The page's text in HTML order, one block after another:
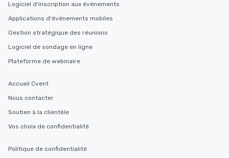
Logiciel d'inscription aux événements
Applications d'événements mobiles
Gestion stratégique des réunions
Logiciel de sondage en ligne
Plateforme de webinaire
Accueil Cvent
Nous contacter
Soutien à la clientèle
Vos choix de confidentialité
Politique de confidentialité